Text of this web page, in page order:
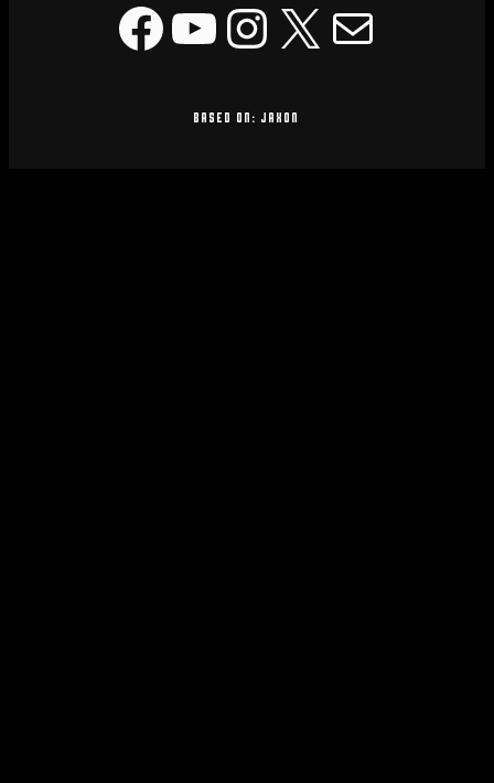
Facebook
YouTube
Instagram
X Mail
based on: Jaxon